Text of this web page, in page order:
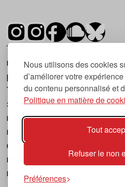
Nous utilisons des cookies
d’améliorer votre
du contenu personnalisé et
Politique en matière de
Tout
Refuser le non
Préférences
Tsugi est un mensuel
musique et les nouvelles
première parution date de
Tsugi en japonais signifie «
», ce qui correspond à la
magazine, à l’affût des
musicales, qu’elles
électronique, du rock ou du
nouveaux phénomènes de
musique.